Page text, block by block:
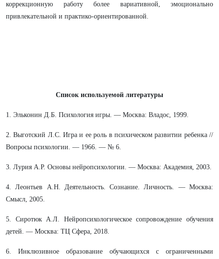
коррекционную работу более вариативной, эмоционально
привлекательной и практико-ориентированной.
Список используемой литературы
1. Эльконин Д.Б. Психология игры. — Москва: Владос, 1999.
2. Выготский Л.С. Игра и ее роль в психическом развитии ребенка //
Вопросы психологии. — 1966. — № 6.
3. Лурия А.Р. Основы нейропсихологии. — Москва: Академия, 2003.
4. Леонтьев А.Н. Деятельность. Сознание. Личность. — Москва:
Смысл, 2005.
5. Сиротюк А.Л. Нейропсихологическое сопровождение обучения
детей. — Москва: ТЦ Сфера, 2018.
6. Инклюзивное образование обучающихся с ограниченными